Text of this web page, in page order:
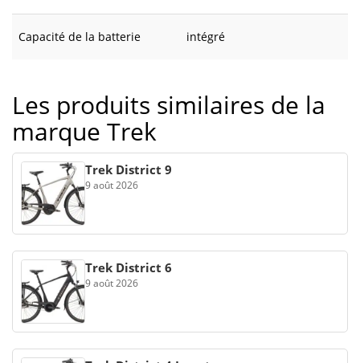
Capacité de la batterie intégré
Les produits similaires de la
marque Trek
Trek District 9
9 août 2026
Trek District 6
9 août 2026